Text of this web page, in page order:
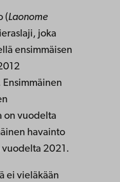
(Laonome
joka
ensimmäisen
on vuodelta
havainto
vuodelta 2021.
ei vieläkään